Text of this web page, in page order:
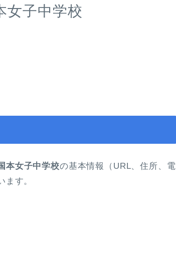
女子中学校
本女子中学校の基本情報（URL、住所、電
す。